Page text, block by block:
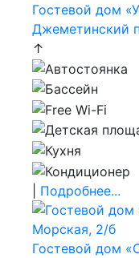
Гостевой дом
Джеметинский
↑
Подробнее...
Гостевой дом